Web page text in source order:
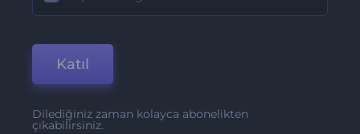
Katıl
Dilediğiniz zaman kolayca abonelikten
çıkabilirsiniz.